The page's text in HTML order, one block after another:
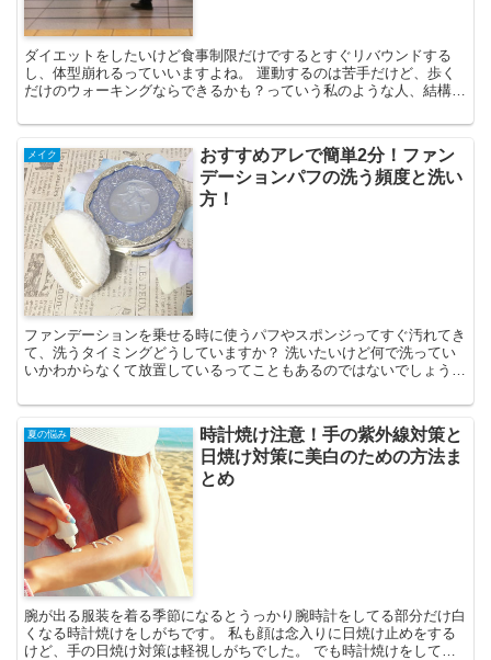
ダイエットをしたいけど食事制限だけでするとすぐリバウンドする
し、体型崩れるっていいますよね。 運動するのは苦手だけど、歩く
だけのウォーキングならできるかも？っていう私のような人、結構い
メイク
おすすめアレで簡単2分！ファン
デーションパフの洗う頻度と洗い
方！
ファンデーションを乗せる時に使うパフやスポンジってすぐ汚れてき
て、洗うタイミングどうしていますか？ 洗いたいけど何で洗ってい
いかわからなくて放置しているってこともあるのではないでしょう
夏の悩み
時計焼け注意！手の紫外線対策と
日焼け対策に美白のための方法ま
とめ
腕が出る服装を着る季節になるとうっかり腕時計をしてる部分だけ白
くなる時計焼けをしがちです。 私も顔は念入りに日焼け止めをする
けど、手の日焼け対策は軽視しがちでした。 でも時計焼けをしてか